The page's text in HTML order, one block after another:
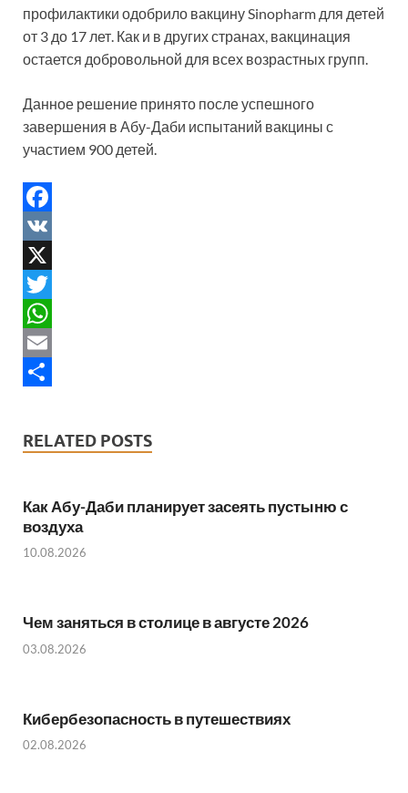
профилактики одобрило вакцину Sinopharm для детей
от 3 до 17 лет. Как и в других странах, вакцинация
остается добровольной для всех возрастных групп.
Данное решение принято после успешного
завершения в Абу-Даби испытаний вакцины с
участием 900 детей.
F
a
c
e
b
o
V
K
X
T
w
e
W
h
s
p
p
E
ia
e
RELATED POSTS
Как Абу-Даби планирует засеять пустыню с
воздуха
10.08.2026
Чем заняться в столице в августе 2026
03.08.2026
Кибербезопасность в путешествиях
02.08.2026